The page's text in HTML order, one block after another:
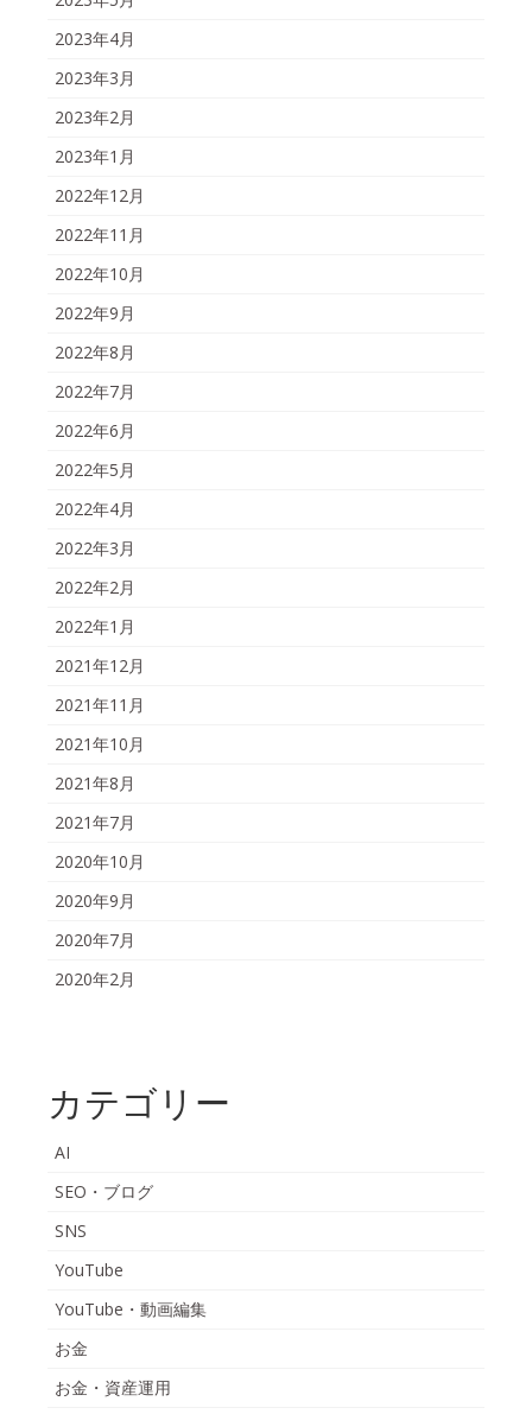
2023年4月
2023年3月
2023年2月
2023年1月
2022年12月
2022年11月
2022年10月
2022年9月
2022年8月
2022年7月
2022年6月
2022年5月
2022年4月
2022年3月
2022年2月
2022年1月
2021年12月
2021年11月
2021年10月
2021年8月
2021年7月
2020年10月
2020年9月
2020年7月
2020年2月
カテゴリー
AI
SEO・ブログ
SNS
YouTube
YouTube・動画編集
お金
お金・資産運用